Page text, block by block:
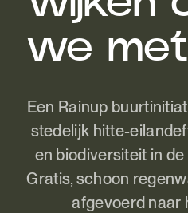
we
Een Rainup
stedelijk hitte-
en biodiversiteit in
Gratis, schoon
afgevoerd naar